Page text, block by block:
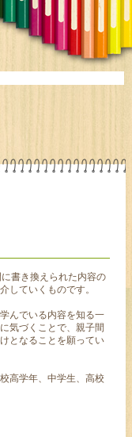
書き換えられた内容の
していくものです。
んでいる内容を知る一
気づくことで、親子間
となることを願ってい
高学年、中学生、高校